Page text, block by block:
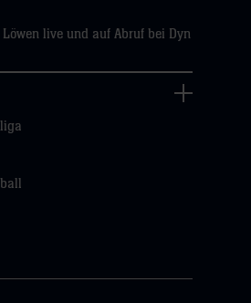
Löwen live und auf Abruf bei Dyn